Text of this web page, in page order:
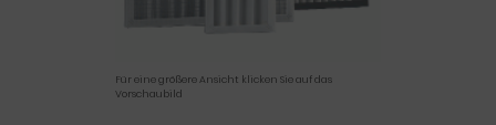
Für eine größere Ansicht klicken Sie auf das
Vorschaubild